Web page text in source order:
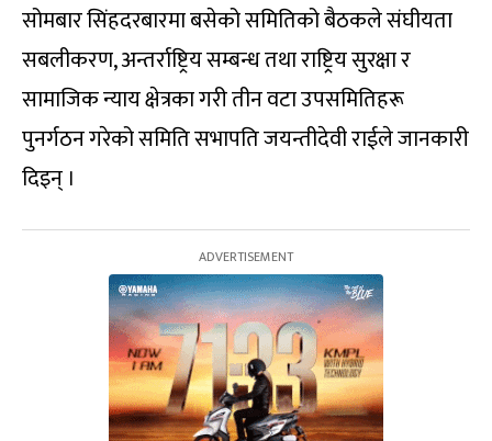
सोमबार सिंहदरबारमा बसेको समितिको बैठकले संघीयता
सबलीकरण, अन्तर्राष्ट्रिय सम्बन्ध तथा राष्ट्रिय सुरक्षा र
सामाजिक न्याय क्षेत्रका गरी तीन वटा उपसमितिहरू
पुनर्गठन गरेको समिति सभापति जयन्तीदेवी राईले जानकारी
दिइन् ।